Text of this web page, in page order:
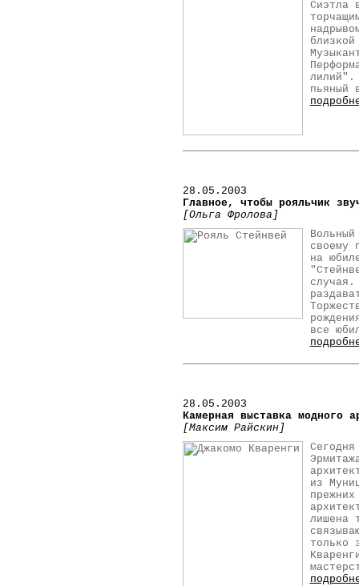
Сиэтла
лилий".
пьяный
28.05.2003
Главное, чтобы рояльчик
[Ольга Фролова]
своему
на
случая.
все
28.05.2003
Камерная выставка модного
[Максим Райскин]
из
лишена
только